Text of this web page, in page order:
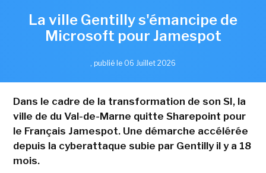
La ville Gentilly s'émancipe de
Microsoft pour Jamespot
, publié le 06 Juillet 2026
Dans le cadre de la transformation de son SI, la
ville de du Val-de-Marne quitte Sharepoint pour
le Français Jamespot. Une démarche accélérée
depuis la cyberattaque subie par Gentilly il y a 18
mois.